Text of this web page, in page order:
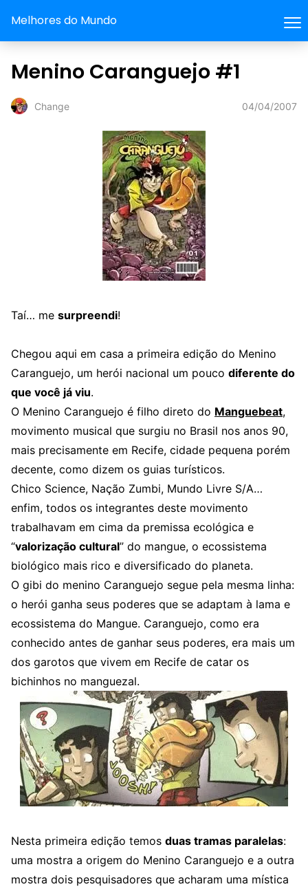
Melhores do Mundo
Menino Caranguejo #1
Change 04/04/2007
Taí… me surpreendi!
Chegou aqui em casa a primeira edição do Menino
Caranguejo, um herói nacional um pouco diferente do
que você já viu.
O Menino Caranguejo é filho direto do Manguebeat,
movimento musical que surgiu no Brasil nos anos 90,
mais precisamente em Recife, cidade pequena porém
decente, como dizem os guias turísticos.
Chico Science, Nação Zumbi, Mundo Livre S/A…
enfim, todos os integrantes deste movimento
trabalhavam em cima da premissa ecológica e
“valorização cultural” do mangue, o ecossistema
biológico mais rico e diversificado do planeta.
O gibi do menino Caranguejo segue pela mesma linha:
o herói ganha seus poderes que se adaptam à lama e
ecossistema do Mangue. Caranguejo, como era
conhecido antes de ganhar seus poderes, era mais um
dos garotos que vivem em Recife de catar os
bichinhos no manguezal.
Nesta primeira edição temos duas tramas paralelas:
uma mostra a origem do Menino Caranguejo e a outra
mostra dois pesquisadores que acharam uma mística